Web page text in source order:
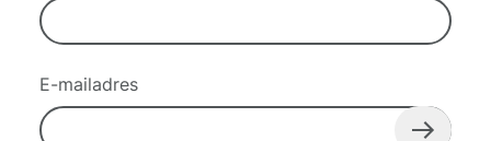
E-mailadres